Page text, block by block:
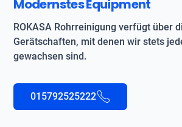
Modernstes Equipment
ROKASA Rohrreinigung verfügt über
Gerätschaften, mit denen wir stets
gewachsen sind.
015792525222